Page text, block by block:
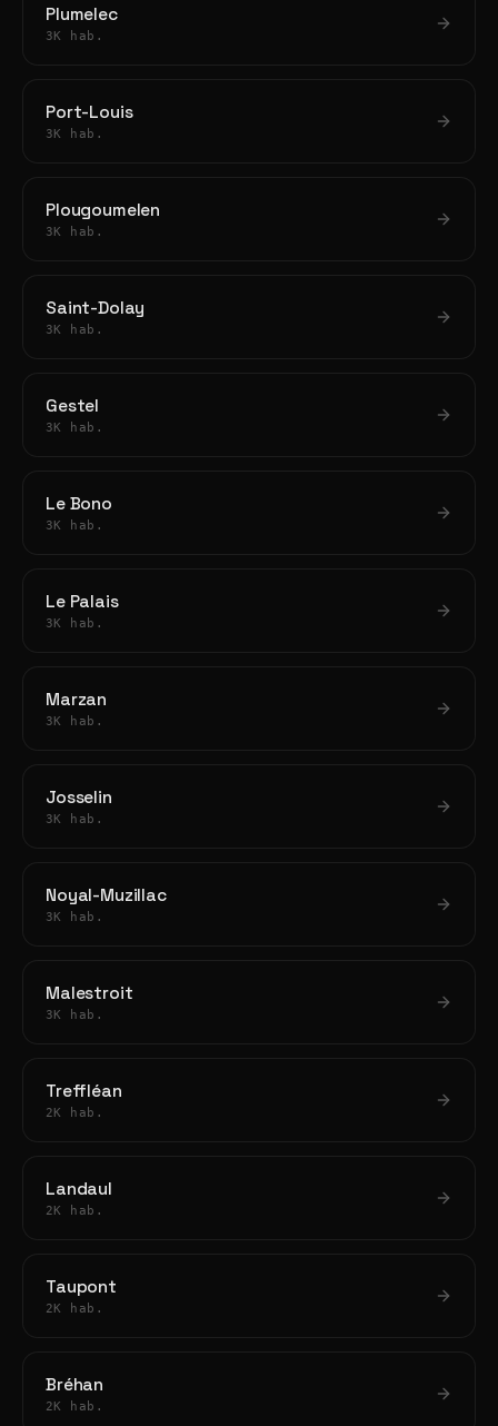
Plumelec
3K hab.
Port-Louis
3K hab.
Plougoumelen
3K hab.
Saint-Dolay
3K hab.
Gestel
3K hab.
Le Bono
3K hab.
Le Palais
3K hab.
Marzan
3K hab.
Josselin
3K hab.
Noyal-Muzillac
3K hab.
Malestroit
3K hab.
Treffléan
2K hab.
Landaul
2K hab.
Taupont
2K hab.
Bréhan
2K hab.